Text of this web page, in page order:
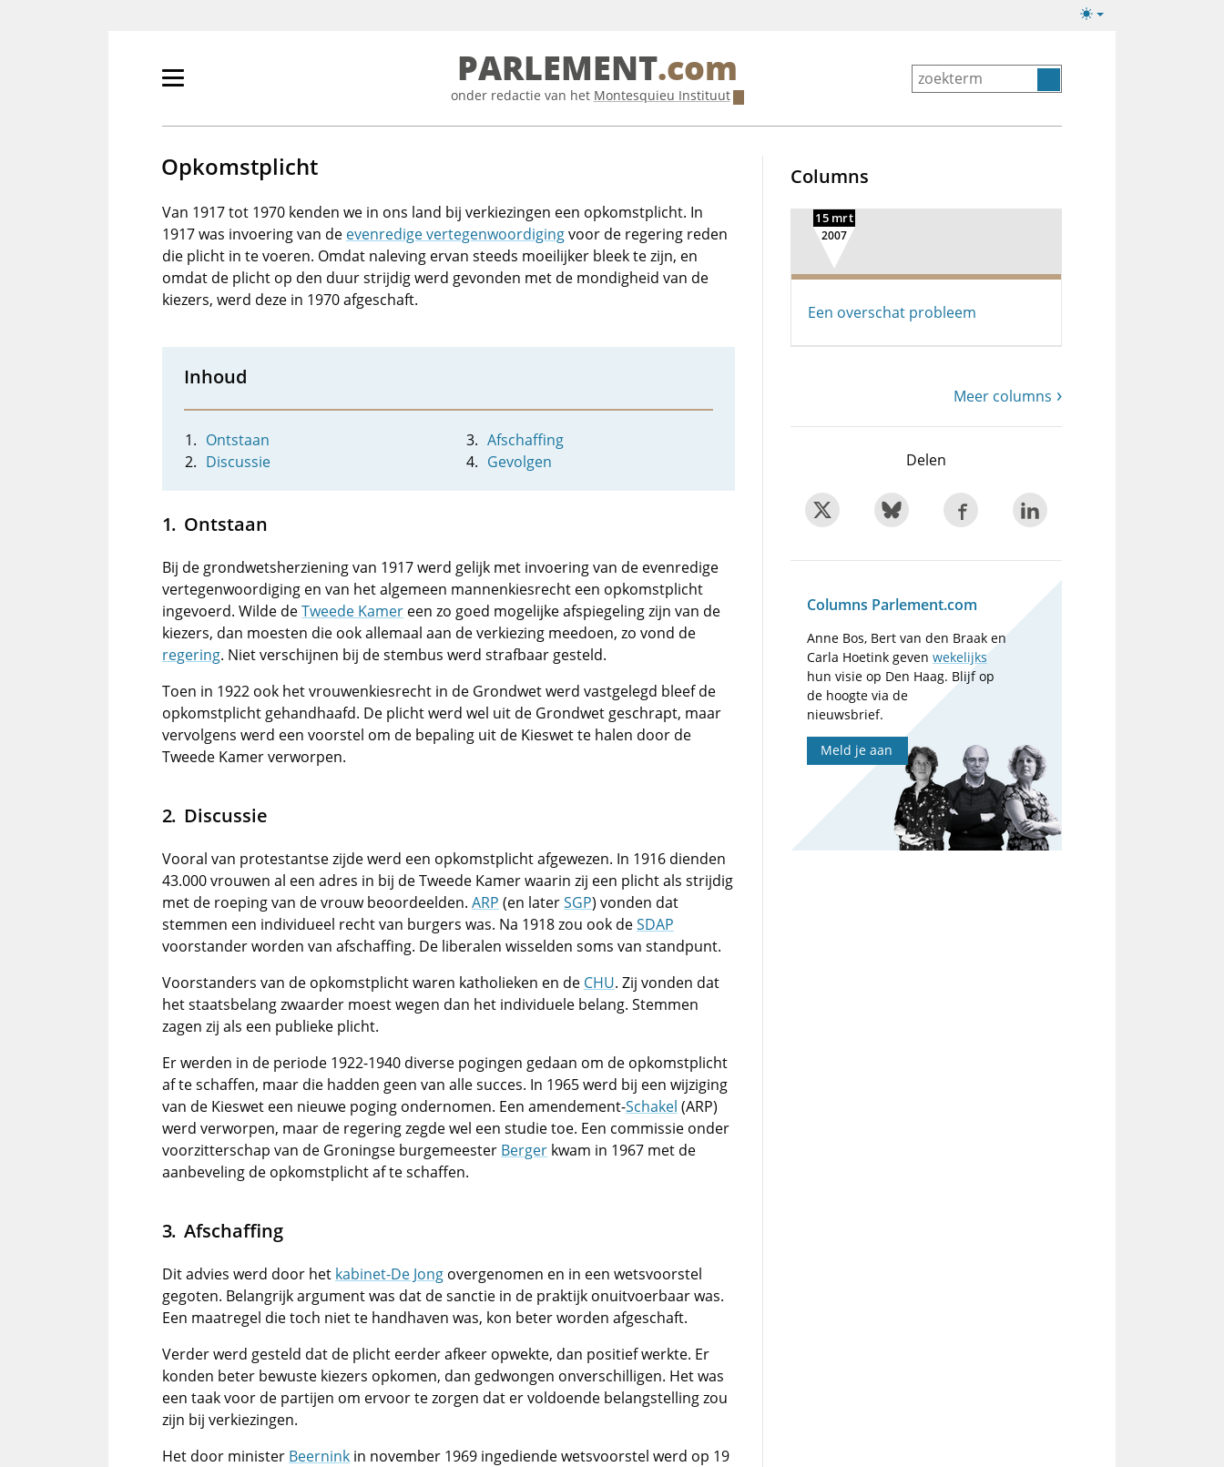
Lichte/donkere
Primair
tonen/verbergen
PARLEMENT.com
onder redactie van het Montesquieu Instituut
Opkomstplicht
Van 1917 tot 1970 kenden we in ons land bij verkiezingen een opkomstplicht. In
1917 was invoering van de evenredige vertegenwoordigingvoor de regering reden
die plicht in te voeren. Omdat naleving ervan steeds moeilijker bleek te zijn, en
omdat de plicht op den duur strijdig werd gevonden met de mondigheid van de
kiezers, werd deze in 1970 afgeschaft.
Inhoud
Ontstaan
Discussie
Afschaffing
Gevolgen
Ontstaan
Bij de grondwetsherziening van 1917 werd gelijk met invoering van de evenredige
vertegenwoordiging en van het algemeen mannenkiesrecht een opkomstplicht
ingevoerd. Wilde deTweede Kamer een zo goed mogelijke afspiegeling zijn van de
kiezers, dan moesten die ook allemaal aan de verkiezing meedoen, zo vond de
regering. Niet verschijnen bij de stembus werd strafbaar gesteld.
Toen in 1922 ook het vrouwenkiesrecht in de Grondwet werd vastgelegd bleef de
opkomstplicht gehandhaafd. De plicht werd wel uit de Grondwet geschrapt, maar
vervolgens werd een voorstel om de bepaling uit de Kieswet te halen door de
Tweede Kamer verworpen.
Discussie
Vooral van protestantse zijde werd een opkomstplicht afgewezen. In 1916 dienden
43.000 vrouwen al een adres in bij de Tweede Kamer waarin zij een plicht als strijdig
met de roeping van de vrouw beoordeelden. ARP (en laterSGP) vonden dat
stemmen een individueel recht van burgers was. Na 1918 zou ook deSDAP
voorstander worden van afschaffing. De liberalen wisselden soms van standpunt.
Voorstanders van de opkomstplicht waren katholieken en de CHU. Zij vonden dat
het staatsbelang zwaarder moest wegen dan het individuele belang. Stemmen
zagen zij als een publieke plicht.
Er werden in de periode 1922-1940 diverse pogingen gedaan om de opkomstplicht
af te schaffen, maar die hadden geen van alle succes. In 1965 werd bij een wijziging
van de Kieswet een nieuwe poging ondernomen. Een amendement-Schakel (ARP)
werd verworpen, maar de regering zegde wel een studie toe. Een commissie onder
voorzitterschap van de Groningse burgemeester Berger kwam in 1967 met de
aanbeveling de opkomstplicht af te schaffen.
Afschaffing
Dit advies werd door het kabinet-De Jong overgenomen en in een wetsvoorstel
gegoten. Belangrijk argument was dat de sanctie in de praktijk onuitvoerbaar was.
Een maatregel die toch niet te handhaven was, kon beter worden afgeschaft.
Verder werd gesteld dat de plicht eerder afkeer opwekte, dan positief werkte. Er
konden beter bewuste kiezers opkomen, dan gedwongen onverschilligen. Het was
een taak voor de partijen om ervoor te zorgen dat er voldoende belangstelling zou
zijn bij verkiezingen.
Het door minister Beernink in november 1969 ingediende wetsvoorstel werd op 19
Columns
15 mrt
2007
Een overschat probleem
Meer columns
Delen
Columns Parlement.com
Anne Bos, Bert van den Braak en
Carla Hoetink gevenwekelijks
hun visie op Den Haag. Blijf op
de hoogte via de
nieuwsbrief.
Meld je aan